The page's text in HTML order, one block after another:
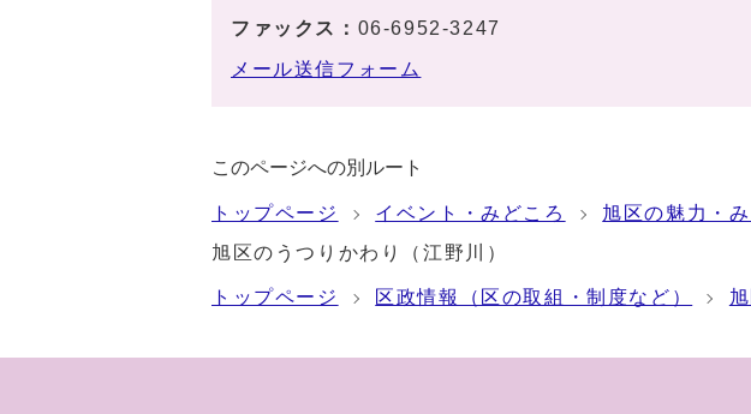
ファックス： 06-6952-3247
メール送信フォーム
このページへの別ルート
トップページ イベント・みどころ 旭区の魅力・
旭区のうつりかわり（江野川）
トップページ 区政情報（区の取組・制度など）